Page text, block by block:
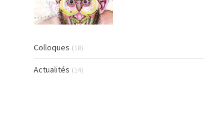
Colloques (18)
Actualités (14)